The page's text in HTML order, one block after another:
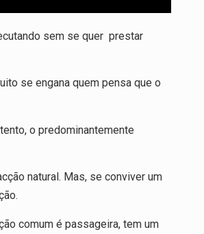
sem se quer prestar
se engana quem pensa que o
o predominantemente
natural. Mas, se conviver um
comum é passageira, tem um